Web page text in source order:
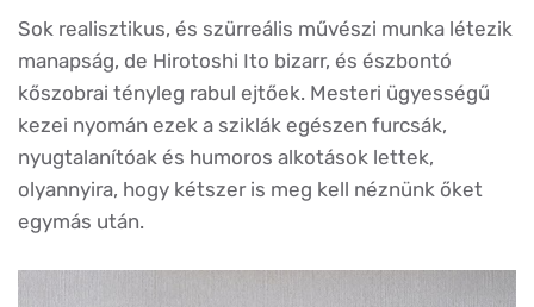
Sok realisztikus, és szürreális művészi munka létezik
manapság, de Hirotoshi Ito bizarr, és észbontó
kőszobrai tényleg rabul ejtőek. Mesteri ügyességű
kezei nyomán ezek a sziklák egészen furcsák,
nyugtalanítóak és humoros alkotások lettek,
olyannyira, hogy kétszer is meg kell néznünk őket
egymás után.